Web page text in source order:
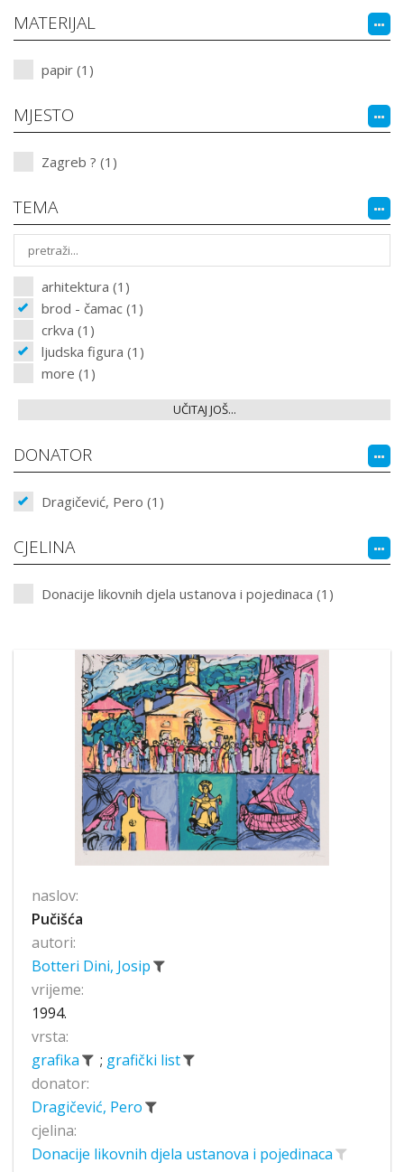
MATERIJAL
papir (1)
MJESTO
Zagreb ? (1)
TEMA
arhitektura (1)
brod - čamac (1)
crkva (1)
ljudska figura (1)
more (1)
UČITAJ JOŠ...
DONATOR
Dragičević, Pero (1)
CJELINA
Donacije likovnih djela ustanova i pojedinaca (1)
naslov:
Pučišća
autori:
Botteri Dini, Josip
vrijeme:
1994.
vrsta:
grafika
; grafički list
donator:
Dragičević, Pero
cjelina:
Donacije likovnih djela ustanova i pojedinaca